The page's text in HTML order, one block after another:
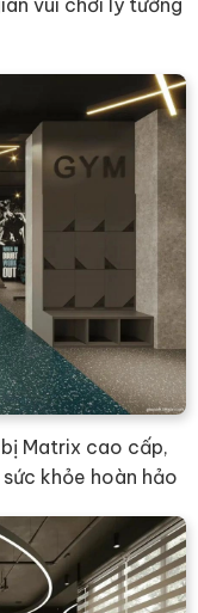
vui chơi lý tưởng
Matrix cao cấp,
khỏe hoàn hảo